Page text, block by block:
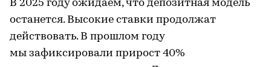
В 2025 году ожидаем, что депозитная модель
останется. Высокие ставки продолжат
действовать. В прошлом году
мы зафиксировали прирост 40%